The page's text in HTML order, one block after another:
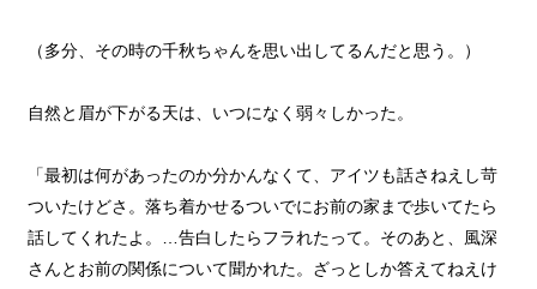
（多分、その時の千秋ちゃんを思い出してるんだと思う。）
自然と眉が下がる天は、いつになく弱々しかった。
「最初は何があったのか分かんなくて、アイツも話さねえし苛
ついたけどさ。落ち着かせるついでにお前の家まで歩いてたら
話してくれたよ。…告白したらフラれたって。そのあと、風深
さんとお前の関係について聞かれた。ざっとしか答えてねえけ